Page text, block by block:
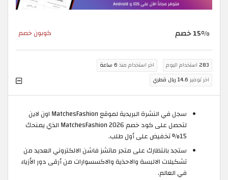
15% خصم كوبون خصم
283 استخدام اليوم اخر استخدام منذ 6 ساعة
اخر توفير 14.6 ريال قطري
سجل في النشرة البريدية لموقع MatchesFashion اون لاين
لتحصل على كود خصم MatchesFashion 2026 الذي يمنحك
15% تخفيض على أول طلب.
ستجد بانتظارك على متجر ماتشز فاشن الالكتروني العديد من
تشكيلات الالبسة والاحذية والاكسسوارات من أرقى دور الأزياء
في العالم.